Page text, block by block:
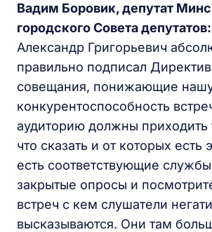
Вадим Боровик, депутат
городского Совета депутатов:
Александр Григорьевич
правильно подписал
совещания, понижающие
конкурентоспособность
аудиторию должны приходить
что сказать и от которых есть
есть соответствующие
закрытые опросы и
встреч с кем слушатели
высказываются. Они там